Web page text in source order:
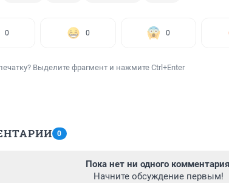
0 0 0
Выделите фрагмент и нажмите Ctrl+Enter
0
Пока нет ни одного
Начните обсуждение первым!